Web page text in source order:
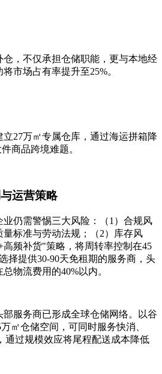
，不仅承担仓储职能，更与本地经
市场占有率提升至25%。
27万㎡专属仓库，通过海运拼箱降
商品跨境难题。
运营策略
仍需警惕三大风险：（1）合规风
标准与劳动法规；（2）库存风
频补货"策略，将周转率控制在45
择提供30-90天免租期的服务商，头
物流费用的40%以内。
服务商已形成全球仓储网络。以谷
㎡仓储空间，可同时服务快消、
通过规模效应将尾程配送成本降低